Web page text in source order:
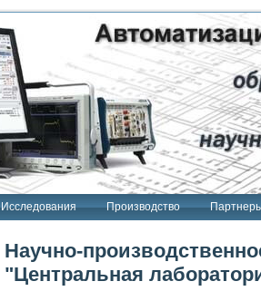
Исследования Производство
Научно-
"Центральная